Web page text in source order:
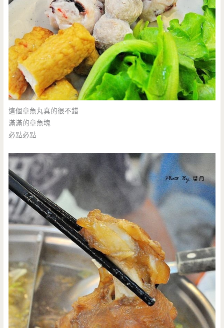
這個章魚丸真的很不錯
滿滿的章魚塊
必點必點